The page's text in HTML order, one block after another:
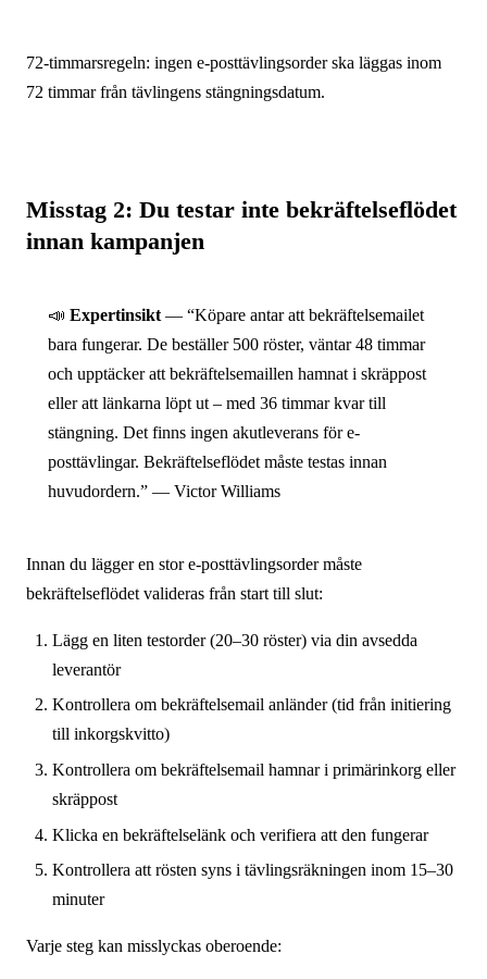
72-timmarsregeln: ingen e-posttävlingsorder ska läggas inom
72 timmar från tävlingens stängningsdatum.
Misstag 2: Du testar inte bekräftelseflödet
innan kampanjen
📣 Expertinsikt — “Köpare antar att bekräftelsemailet
bara fungerar. De beställer 500 röster, väntar 48 timmar
och upptäcker att bekräftelsemaillen hamnat i skräppost
eller att länkarna löpt ut – med 36 timmar kvar till
stängning. Det finns ingen akutleverans för e-
posttävlingar. Bekräftelseflödet måste testas innan
huvudordern.” — Victor Williams
Innan du lägger en stor e-posttävlingsorder måste
bekräftelseflödet valideras från start till slut:
Lägg en liten testorder (20–30 röster) via din avsedda
leverantör
Kontrollera om bekräftelsemail anländer (tid från initiering
till inkorgskvitto)
Kontrollera om bekräftelsemail hamnar i primärinkorg eller
skräppost
Klicka en bekräftelselänk och verifiera att den fungerar
Kontrollera att rösten syns i tävlingsräkningen inom 15–30
minuter
Varje steg kan misslyckas oberoende: